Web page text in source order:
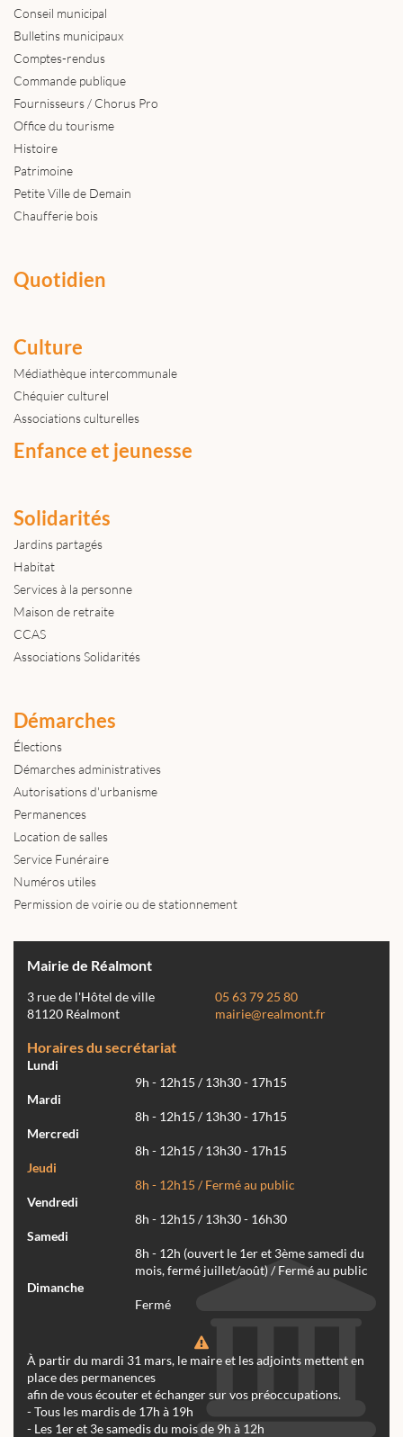
Conseil municipal
Bulletins municipaux
Comptes-rendus
Commande publique
Fournisseurs / Chorus Pro
Office du tourisme
Histoire
Patrimoine
Petite Ville de Demain
Chaufferie bois
Quotidien
Culture
Médiathèque intercommunale
Chéquier culturel
Associations culturelles
Enfance et jeunesse
Solidarités
Jardins partagés
Habitat
Services à la personne
Maison de retraite
CCAS
Associations Solidarités
Démarches
Élections
Démarches administratives
Autorisations d'urbanisme
Permanences
Location de salles
Service Funéraire
Numéros utiles
Permission de voirie ou de stationnement
Mairie de Réalmont
3 rue de l'Hôtel de ville
81120 Réalmont
05 63 79 25 80
mairie@realmont.fr
Horaires du secrétariat
Lundi
9h - 12h15 / 13h30 - 17h15
Mardi
8h - 12h15 / 13h30 - 17h15
Mercredi
8h - 12h15 / 13h30 - 17h15
Jeudi
8h - 12h15 / Fermé au public
Vendredi
8h - 12h15 / 13h30 - 16h30
Samedi
8h - 12h (ouvert le 1er et 3ème samedi du
mois, fermé juillet/août) / Fermé au public
Dimanche
Fermé
À partir du mardi 31 mars, le maire et les adjoints mettent en
place des permanences
afin de vous écouter et échanger sur vos préoccupations.
- Tous les mardis de 17h à 19h
- Les 1er et 3e samedis du mois de 9h à 12h